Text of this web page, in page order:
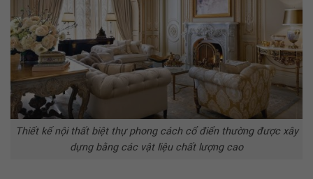
Thiết kế nội thất biệt thự phong cách cổ điển thường được xây
dựng bằng các vật liệu chất lượng cao